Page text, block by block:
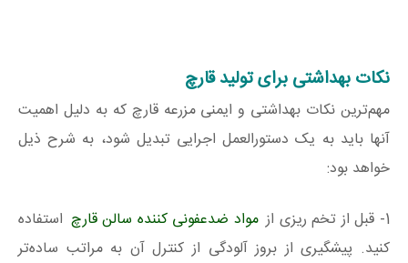
نکات بهداشتی برای تولید قارچ
مهم‌ترین نکات بهداشتی و ایمنی مزرعه قارچ که به دلیل اهمیت
آنها باید به یک دستورالعمل اجرایی تبدیل شود، به شرح ذیل
خواهد بود:
1- قبل از تخم ریزی از مواد ضدعفونی کننده سالن قارچ استفاده
کنید. پیشگیری از بروز آلودگی از کنترل آن به مراتب ساده‌تر